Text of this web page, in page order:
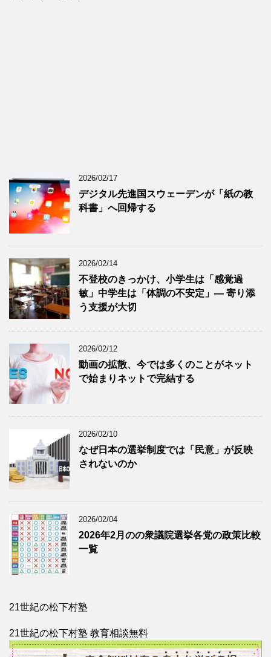
2026/02/17
デジタル先進国スウェーデンが「紙の教
科書」へ回帰する
2026/02/14
不登校のきっかけ、小学生は「感覚過
敏」中学生は「体調の不安定」― 寄り添
う支援が大切
2026/02/12
動画の拡散、今では多くのことがネット
で始まりネットで完結する
2026/02/10
なぜ日本の選挙制度では「民意」が反映
されないのか
2026/02/04
2026年2月のの衆議院選挙各党の政策比較
一覧
21世紀の松下村塾
21世紀の松下村塾 教育相談無料